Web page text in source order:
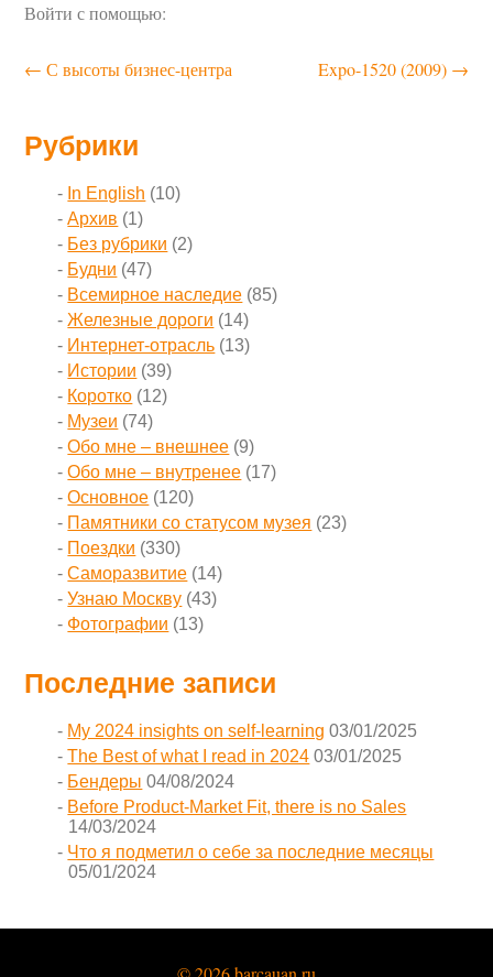
Войти с помощью:
← С высоты бизнес-центра Expo-1520 (2009) →
Рубрики
In English (10)
Архив (1)
Без рубрики (2)
Будни (47)
Всемирное наследие (85)
Железные дороги (14)
Интернет-отрасль (13)
Истории (39)
Коротко (12)
Музеи (74)
Обо мне – внешнее (9)
Обо мне – внутренее (17)
Основное (120)
Памятники со статусом музея (23)
Поездки (330)
Саморазвитие (14)
Узнаю Москву (43)
Фотографии (13)
Последние записи
My 2024 insights on self-learning 03/01/2025
The Best of what I read in 2024 03/01/2025
Бендеры 04/08/2024
Before Product-Market Fit, there is no Sales
14/03/2024
Что я подметил о себе за последние месяцы
05/01/2024